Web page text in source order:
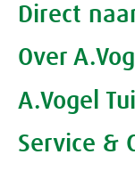
Direct
Producten
Over
Alfred Vogel
Waarom A.Vogel
A.Vogel
Over A.Vogel
Service &